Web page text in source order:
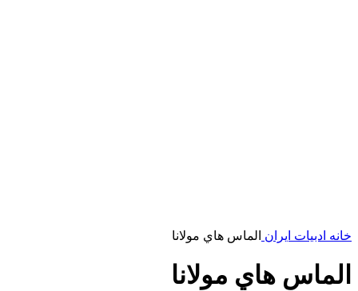
خانه ادبیات ایران الماس هاي مولانا
الماس هاي مولانا